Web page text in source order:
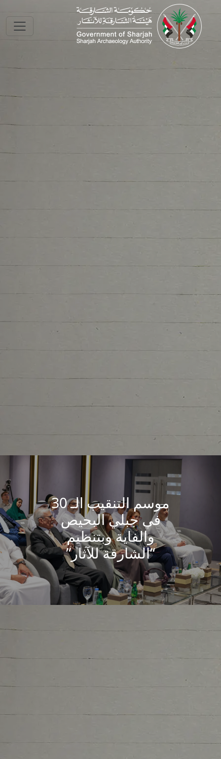
Skip to main
موسم التنقيب الـ 30
في جبلي البحيص
والفاية وبتنظيم
“الشارقة للآثار”